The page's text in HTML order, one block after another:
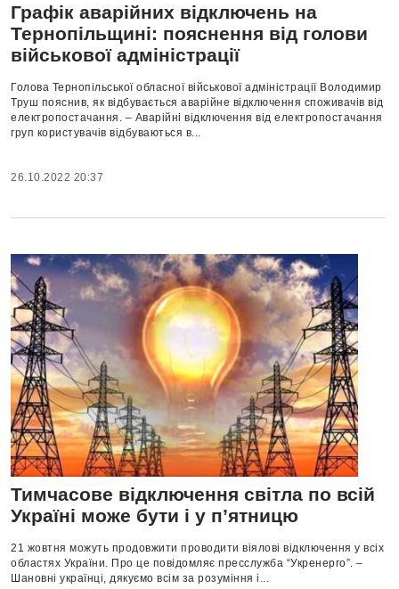
Графік аварійних відключень на
Тернопільщині: пояснення від голови
військової адміністрації
Голова Тернопільської обласної військової адміністрації Володимир
Труш пояснив, як відбувається аварійне відключення споживачів від
електропостачання. – Аварійні відключення від електропостачання
груп користувачів відбуваються в...
26.10.2022 20:37
Тимчасове відключення світла по всій
Україні може бути і у п’ятницю
21 жовтня можуть продовжити проводити віялові відключення у всіх
областях України. Про це повідомляє пресслужба “Укренерго”. –
Шановні українці, дякуємо всім за розуміння і...